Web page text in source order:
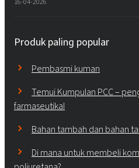
Produk paling popular
Pembasmi kuman
Temui Kumpulan PCC –
farmaseutikal
Bahan tambah dan bahan
Di mana untuk membeli